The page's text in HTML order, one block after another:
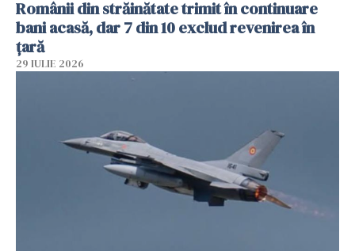
Românii din străinătate trimit în continuare
bani acasă, dar 7 din 10 exclud revenirea în
țară
29 IULIE 2026